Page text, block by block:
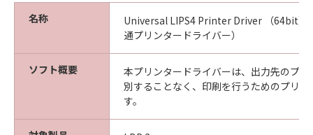
名称
Universal LIPS4 Printer Driver （64bit）
通プリンタードライバー）
ソフト概要
本プリンタードライバーは、出力先のプ
別することなく、印刷を行うためのプリ
す。